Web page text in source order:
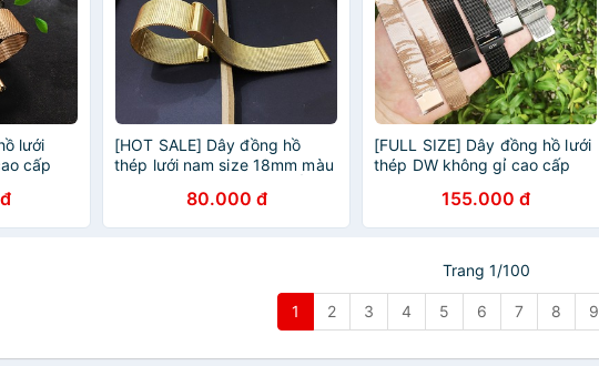
lưới
cấp
[HOT SALE] Dây đồng hồ
thép lưới nam size 18mm màu
80.000 đ
[FULL SIZE] Dây đồng hồ lưới
thép DW không gỉ cao cấp
[TẶNG CHỐT]155.000 đ
Trang 1/100
1 2 3 4 5 6 7 8 9